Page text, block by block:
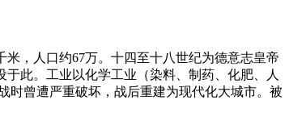
，人口约67万。十四至十八世纪为德意志皇帝
于此。工业以化学工业（染料、制药、化肥、人
时曾遭严重破坏，战后重建为现代化大城市。被